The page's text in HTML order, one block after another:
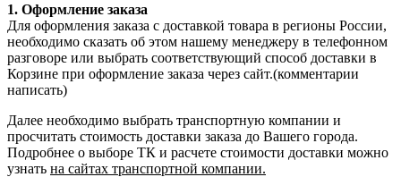
1. Оформление заказа
Для оформления заказа с доставкой товара в регионы России,
необходимо сказать об этом нашему менеджеру в телефонном
разговоре или выбрать соответствующий способ доставки в
Корзине при оформление заказа через сайт.(комментарии
написать)
Далее необходимо выбрать транспортную компании и
просчитать стоимость доставки заказа до Вашего города.
Подробнее о выборе ТК и расчете стоимости доставки можно
узнать на сайтах транспортной компании.